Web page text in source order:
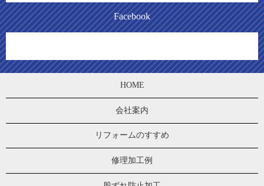
Facebook
HOME
会社案内
リフォームのすすめ
修理加工例